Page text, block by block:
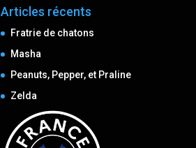
Articles récents
Fratrie de chatons
Masha
Peanuts, Pepper, et Praline
Zelda